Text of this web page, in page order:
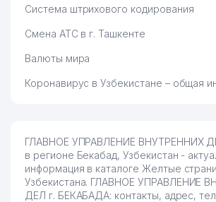
Система штрихового кодирования
Смена АТС в г. Ташкенте
Валюты мира
Коронавирус в Узбекистане – общая
ГЛАВНОЕ УПРАВЛЕНИЕ ВНУТРЕННИХ
в регионе Бекабад, Узбекистан -
информация в каталоге Желтые
Узбекистана. ГЛАВНОЕ УПРАВЛЕНИЕ
ДЕЛ г. БЕКАБАДА: контакты, адрес,